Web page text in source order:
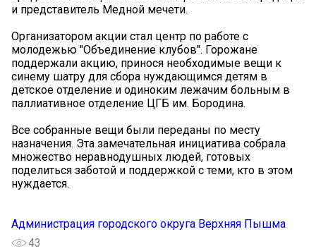
и представитель Медной мечети.
Организатором акции стал центр по работе с
молодежью "Объединение клубов". Горожане
поддержали акцию, принося необходимые вещи к
синему шатру для сбора нуждающимся детям в
детское отделение и одиноким лежачим больным в
паллиативное отделение ЦГБ им. Бородина.
Все собранные вещи были переданы по месту
назначения. Эта замечательная инициатива собрала
множество неравнодушных людей, готовых
поделиться заботой и поддержкой с теми, кто в этом
нуждается.
Администрация городского округа Верхняя Пышма
43